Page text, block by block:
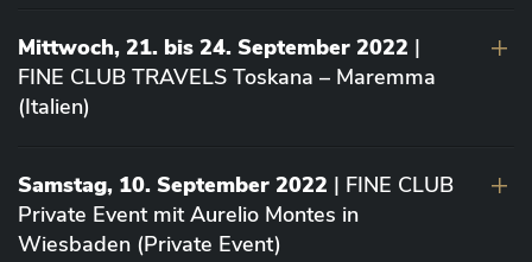
Mittwoch, 21. bis 24. September 2022 |
FINE CLUB TRAVELS Toskana – Maremma
(Italien)
Samstag, 10. September 2022 | FINE CLUB
Private Event mit Aurelio Montes in
Wiesbaden (Private Event)